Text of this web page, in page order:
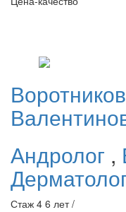
Андролог ,
Стаж 4 6 лет /